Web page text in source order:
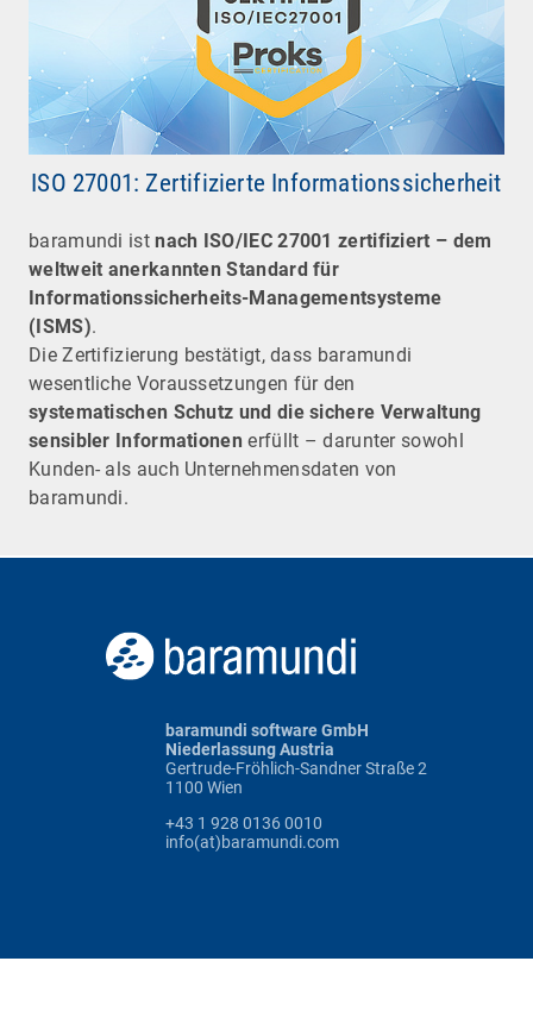
ISO 27001: Zertifizierte Informationssicherheit
baramundi istnach ISO/IEC 27001 zertifiziert – dem
weltweit anerkannten Standard für
Informationssicherheits-Managementsysteme
(ISMS).
Die Zertifizierung bestätigt, dass baramundi
wesentliche Voraussetzungen für den
systematischen Schutz und die sichere Verwaltung
sensibler Informationen erfüllt – darunter sowohl
Kunden- als auch Unternehmensdaten von
baramundi.
baramundi software GmbH
Niederlassung Austria
Gertrude-Fröhlich-Sandner Straße 2
1100 Wien
+43 1 928 0136 0010
info(at)baramundi.com